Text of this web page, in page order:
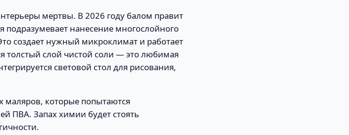
мертвы. В 2026 году балом правит
подразумевает нанесение многослойного
создает нужный микроклимат и работает
толстый слой чистой соли — это любимая
световой стол для рисования,
которые попытаются
ПВА. Запах химии будет стоять